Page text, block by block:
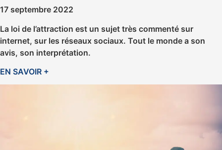
17 septembre 2022
La loi de l’attraction est un sujet très commenté sur
internet, sur les réseaux sociaux. Tout le monde a son
avis, son interprétation.
EN SAVOIR +